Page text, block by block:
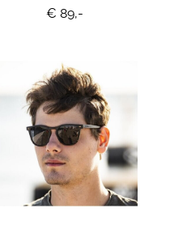
€ 89,-